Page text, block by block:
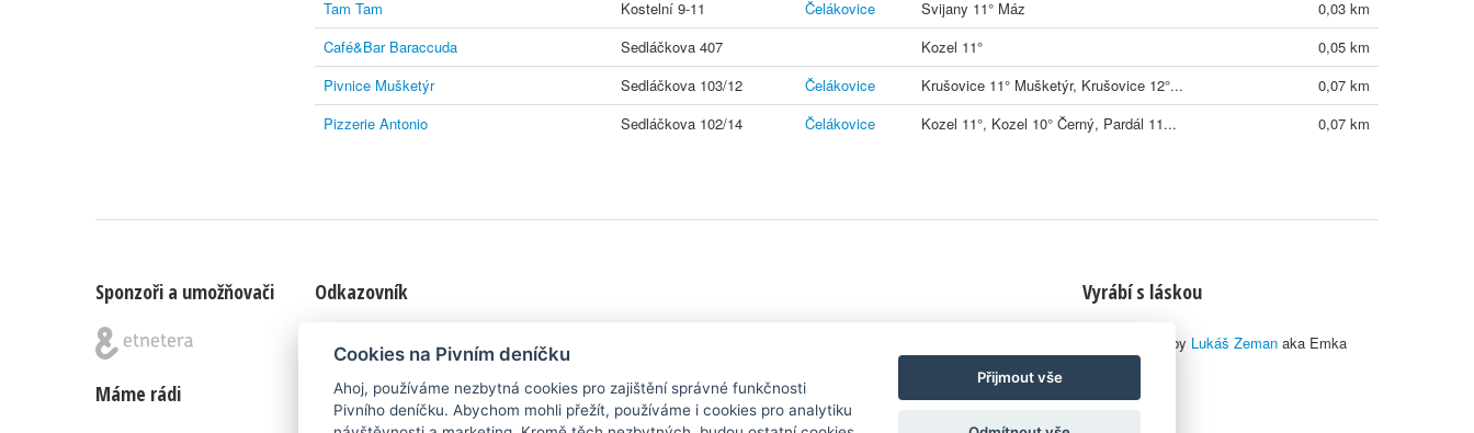
Tam Tam
Kostelní 9-11 Čelákovice Svijany 11° Máz
0,03 km
Café&Bar Baraccuda
Sedláčkova 407 Kozel 11°
0,05 km
Pivnice Mušketýr
Sedláčkova 103/12 Čelákovice Krušovice 11° Mušketýr, Krušovice 12°...
0,07 km
Pizzerie Antonio
Sedláčkova 102/14 Čelákovice Kozel 11°, Kozel 10° Černý, Pardál 11... 0,07 km
Sponzoři a umožňovači Odkazovník
Blog Nápady & připomínky | Aplikace pro
Vyrábí s láskou
© 2010–2026 by Lukáš Zeman aka Emka
Máme rádi Poznámka pod čarou
Cookies na Pivním deníčku
Ahoj, používáme nezbytná cookies pro zajištění správné funkčnosti
Pivního deníčku. Abychom mohli přežít, používáme i cookies pro analytiku
Přijmout vše